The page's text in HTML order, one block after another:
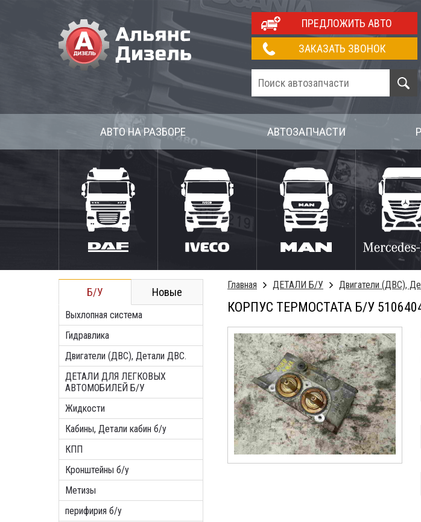
ПРЕДЛОЖИТЬ АВТО
ЗАКАЗАТЬ ЗВОНОК
АВТО НА РАЗБОРЕ АВТОЗАПЧАСТИ
Б/У Новые
Выхлопная система
Гидравлика
Двигатели (ДВС), Детали ДВС.
ДЕТАЛИ ДЛЯ ЛЕГКОВЫХ
АВТОМОБИЛЕЙ Б/У
Жидкости
Кабины, Детали кабин б/у
КПП
Кронштейны б/у
Метизы
перифирия б/у
Главная ДЕТАЛИ Б/У Двигатели (ДВС),
КОРПУС ТЕРМОСТАТА Б/У